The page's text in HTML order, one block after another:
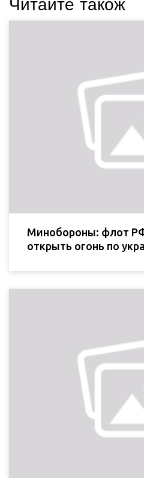
Читайте також
Минобороны: флот
открыть огонь по